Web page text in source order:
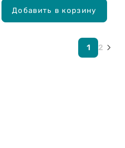
Добавить в корзину
1 2